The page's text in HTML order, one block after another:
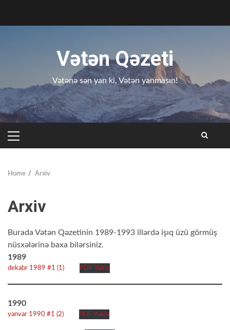
Vətən Qəzeti
Vətənə sən yan ki, Vətən yanmasın!
PRIMARY
MENU
Home Arxiv
Arxiv
Burada Vətən Qəzetinin 1989-1993 illərdə işıq üzü görmüş
nüsxələrinə baxa bilərsiniz.
1989
dekabr 1989 #1 (1) PDF Yüklə
1990
yanvar 1990 #1 (2) PDF Yüklə